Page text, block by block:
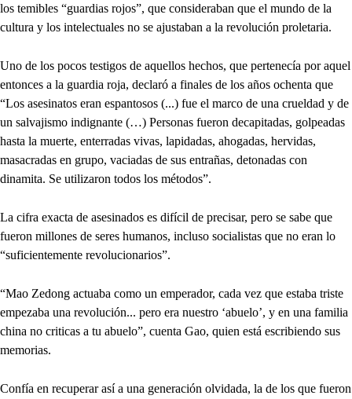
los temibles “guardias rojos”, que consideraban que el mundo de la
cultura y los intelectuales no se ajustaban a la revolución proletaria.
Uno de los pocos testigos de aquellos hechos, que pertenecía por aquel
entonces a la guardia roja, declaró a finales de los años ochenta que
“Los asesinatos eran espantosos (...) fue el marco de una crueldad y de
un salvajismo indignante (…) Personas fueron decapitadas, golpeadas
hasta la muerte, enterradas vivas, lapidadas, ahogadas, hervidas,
masacradas en grupo, vaciadas de sus entrañas, detonadas con
dinamita. Se utilizaron todos los métodos”.
La cifra exacta de asesinados es difícil de precisar, pero se sabe que
fueron millones de seres humanos, incluso socialistas que no eran lo
“suficientemente revolucionarios”.
“Mao Zedong actuaba como un emperador, cada vez que estaba triste
empezaba una revolución... pero era nuestro ‘abuelo’, y en una familia
china no criticas a tu abuelo”, cuenta Gao, quien está escribiendo sus
memorias.
Confía en recuperar así a una generación olvidada, la de los que fueron